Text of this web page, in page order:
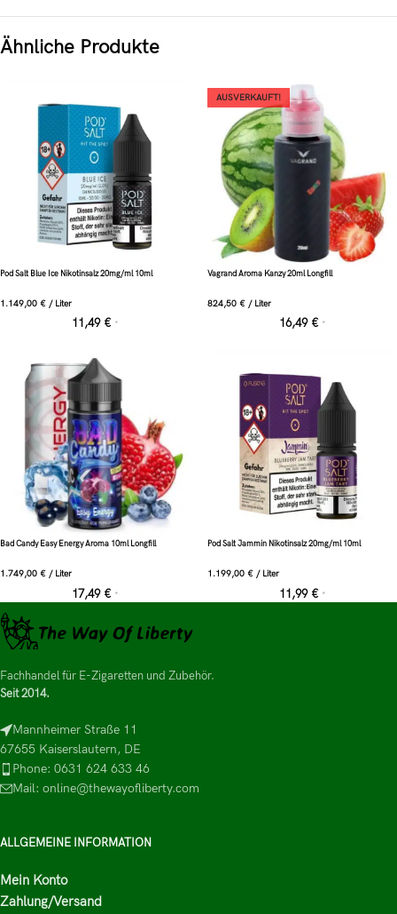
Ähnliche Produkte
Pod Salt Blue Ice Nikotinsalz 20mg/ml 10ml
1.149,00 € / Liter
11,49 € *
AUSVERKAUFT!
Vagrand Aroma Kanzy 20ml Longfill
824,50 € / Liter
16,49 € *
Bad Candy Easy Energy Aroma 10ml Longfill
1.749,00 € / Liter
17,49 € *
Pod Salt Jammin Nikotinsalz 20mg/ml 10ml
1.199,00 € / Liter
11,99 € *
Fachhandel für E-Zigaretten und Zubehör.
Seit 2014.
Mannheimer Straße 11
67655 Kaiserslautern, DE
Phone: 0631 624 633 46
Mail: online@thewayofliberty.com
ALLGEMEINE INFORMATION
Mein Konto
Zahlung/Versand